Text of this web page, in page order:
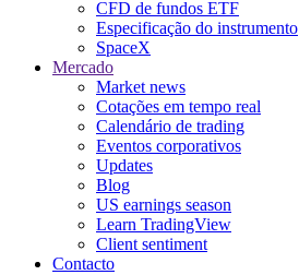
CFD de fundos ETF
Especificação do instrumento
SpaceX
Mercado
Market news
Cotações em tempo real
Calendário de trading
Eventos corporativos
Updates
Blog
US earnings season
Learn TradingView
Client sentiment
Contacto